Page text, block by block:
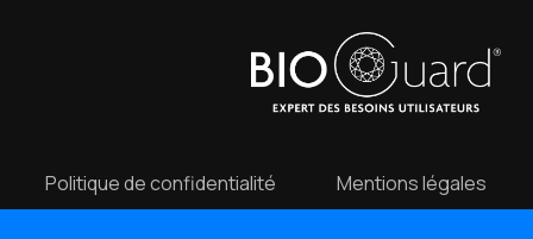
Politique de confidentialité Mentions légales